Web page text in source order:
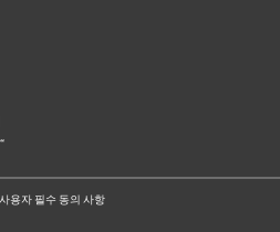
“
용자 필수 동의 사항